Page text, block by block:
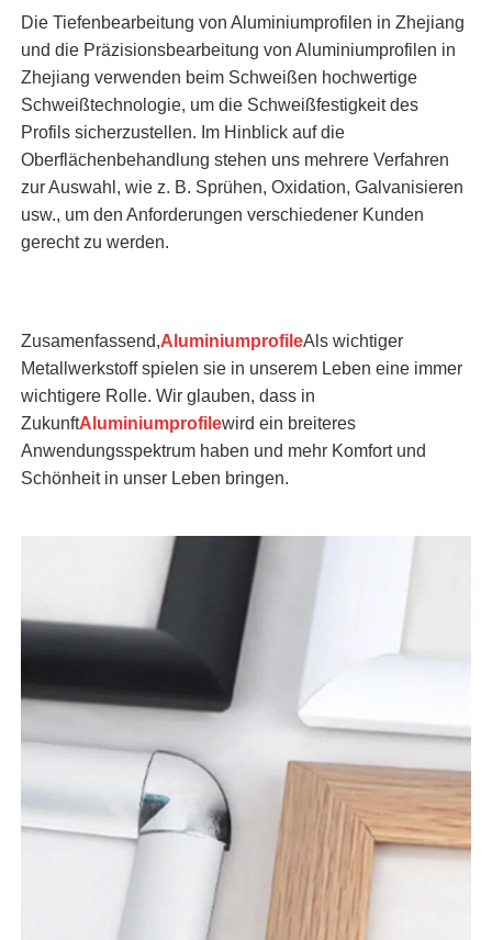
Die Tiefenbearbeitung von Aluminiumprofilen in Zhejiang
und die Präzisionsbearbeitung von Aluminiumprofilen in
Zhejiang verwenden beim Schweißen hochwertige
Schweißtechnologie, um die Schweißfestigkeit des
Profils sicherzustellen. Im Hinblick auf die
Oberflächenbehandlung stehen uns mehrere Verfahren
zur Auswahl, wie z. B. Sprühen, Oxidation, Galvanisieren
usw., um den Anforderungen verschiedener Kunden
gerecht zu werden.
Zusamenfassend,AluminiumprofileAls wichtiger
Metallwerkstoff spielen sie in unserem Leben eine immer
wichtigere Rolle. Wir glauben, dass in
ZukunftAluminiumprofilewird ein breiteres
Anwendungsspektrum haben und mehr Komfort und
Schönheit in unser Leben bringen.